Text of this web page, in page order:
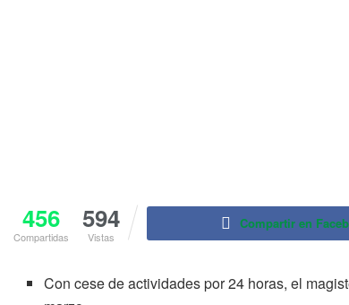
456
Compartidas
594
Vistas
Compartir en
Con cese de actividades por 24 horas, el